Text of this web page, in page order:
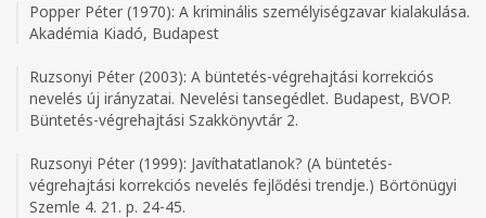
Popper Péter (1970): A kriminális személyiségzavar kialakulása.
Akadémia Kiadó, Budapest
Ruzsonyi Péter (2003): A büntetés-végrehajtási korrekciós
nevelés új irányzatai. Nevelési tansegédlet. Budapest, BVOP.
Büntetés-végrehajtási Szakkönyvtár 2.
Ruzsonyi Péter (1999): Javíthatatlanok? (A büntetés-
végrehajtási korrekciós nevelés fejlődési trendje.) Börtönügyi
Szemle 4. 21. p. 24-45.